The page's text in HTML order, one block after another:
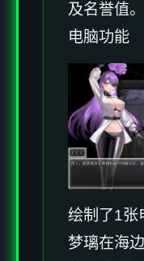
及名誉值。
电脑功能
绘制了1张
梦璃在海